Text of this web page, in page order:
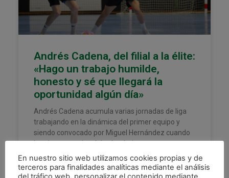
Andrés Cadena, del filial a la élite:
«Hago un trabajo humilde,
honesto y sé que llegará la
oportunidad algún día»
Andrés Cadena acumula varias jornadas de liga
trabajando en la dinámica del primer equipo y
siendo convocado por Miguel Hernández cuando
las circunstancias del calendario
LEER MÁS »
En nuestro sitio web utilizamos cookies propias y de
terceros para finalidades analíticas mediante el análisis